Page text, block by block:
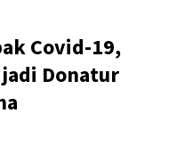
Covid-19,
Donatur